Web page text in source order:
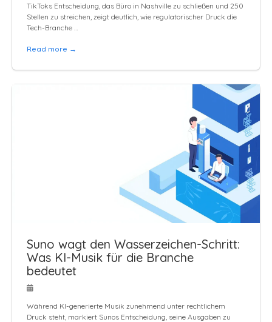
TikToks Entscheidung, das Büro in Nashville zu schließen und 250
Stellen zu streichen, zeigt deutlich, wie regulatorischer Druck die
Tech-Branche …
Read more →
Suno wagt den Wasserzeichen-Schritt:
Was KI-Musik für die Branche
bedeutet
Während KI-generierte Musik zunehmend unter rechtlichem
Druck steht, markiert Sunos Entscheidung, seine Ausgaben zu